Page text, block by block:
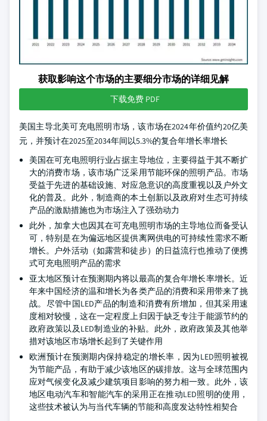
获取影响这个市场的主要细分市场的详细见解
下载免费 PDF
美国主导北美可充电照明市场，该市场在2024年价值约20亿美
元，并预计在2025至2034年间以5.3%的复合年增长率增长
美国在可充电照明行业占据主导地位，主要得益于其不断扩
大的消费市场，该市场广泛采用节能环保的照明产品。市场
受益于先进的基础设施、对应急意识的高度重视以及户外文
化的普及。此外，制造商的本土创新以及政府对生态可持续
产品的激励措施也为市场注入了强劲动力
此外，加拿大也因其在可充电照明市场的主导地位而备受认
可，特别是在为偏远地区提供离网供电的可持续性需求不断
增长。户外活动（如露营和徒步）的日益流行也推动了便携
式可充电照明产品的需求
亚太地区预计在预测期内将以最高的复合年增长率增长。近
年来中国经济的温和增长为各类产品的消费和采用带来了挑
战。尽管中国LED产品的制造和消费有所增加，但其采用速
度相对较慢，这在一定程度上归因于缺乏专注于能源节约的
政府政策以及LED制造业的补贴。此外，政府政策及其他举
措对该地区市场增长起到了关键作用
欧洲预计在预测期内保持稳定的增长率，因为LED照明被视
为节能产品，有助于减少该地区的碳排放。这与全球范围内
应对气候变化及减少建筑项目影响的努力相一致。此外，该
地区电动汽车和智能汽车的采用正在推动LED照明的使用，
这些技术被认为与当代车辆的节能和高度发达特性相契合